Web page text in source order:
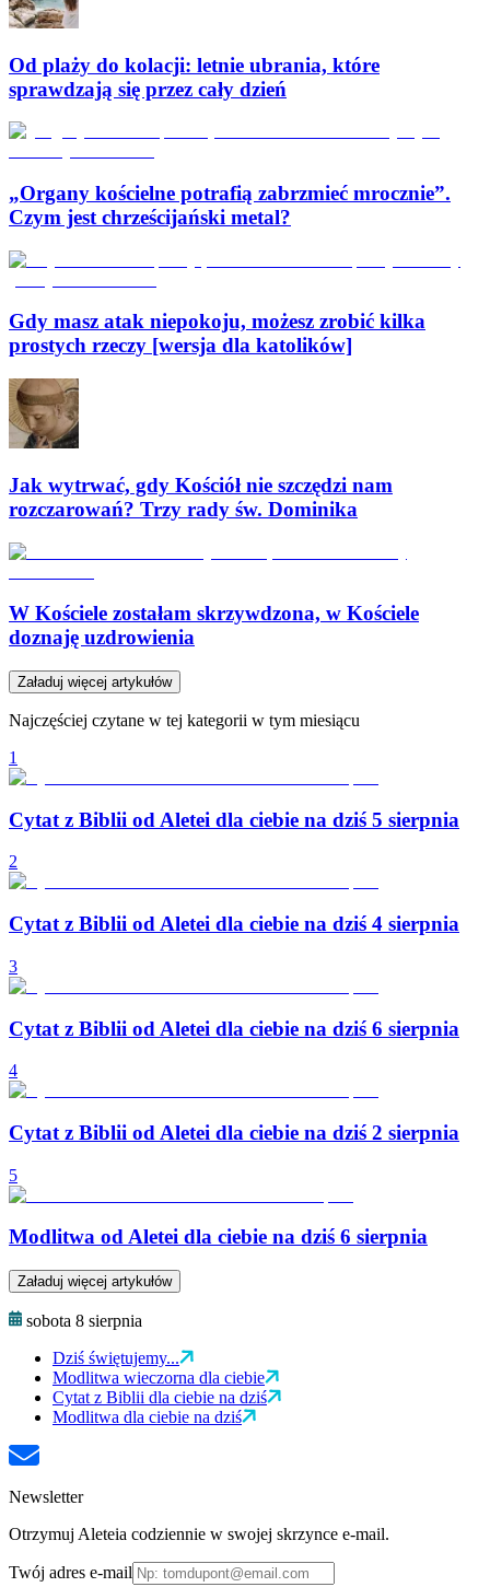
Od plaży do kolacji: letnie ubrania, które
sprawdzają się przez cały dzień
„Organy kościelne potrafią zabrzmieć mrocznie”.
Czym jest chrześcijański metal?
Gdy masz atak niepokoju, możesz zrobić kilka
prostych rzeczy [wersja dla katolików]
Jak wytrwać, gdy Kościół nie szczędzi nam
rozczarowań? Trzy rady św. Dominika
W Kościele zostałam skrzywdzona, w Kościele
doznaję uzdrowienia
Załaduj więcej artykułów
Najczęściej czytane w tej kategorii w tym miesiącu
1
Cytat z Biblii od Aletei dla ciebie na dziś 5 sierpnia
2
Cytat z Biblii od Aletei dla ciebie na dziś 4 sierpnia
3
Cytat z Biblii od Aletei dla ciebie na dziś 6 sierpnia
4
Cytat z Biblii od Aletei dla ciebie na dziś 2 sierpnia
5
Modlitwa od Aletei dla ciebie na dziś 6 sierpnia
Załaduj więcej artykułów
sobota 8 sierpnia
Dziś świętujemy...
Modlitwa wieczorna dla ciebie
Cytat z Biblii dla ciebie na dziś
Modlitwa dla ciebie na dziś
Newsletter
Otrzymuj Aleteia codziennie w swojej skrzynce e-mail.
Twój adres e-mail